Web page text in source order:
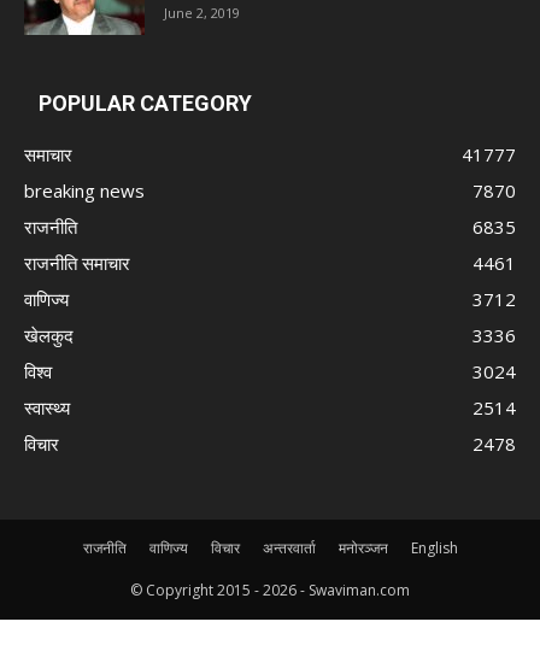
June 2, 2019
POPULAR CATEGORY
समाचार
41777
breaking news
7870
राजनीति
6835
राजनीति समाचार
4461
वाणिज्य
3712
खेलकुद
3336
विश्व
3024
स्वास्थ्य
2514
विचार
2478
राजनीति वाणिज्य विचार अन्तरवार्ता मनोरञ्जन English
© Copyright 2015 -2026 - Swaviman.com